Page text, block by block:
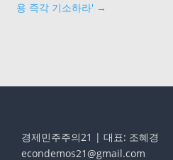
용 즉각 기소하라' →
경제민주주의21 | 대표: 조혜경
econdemos21@gmail.com